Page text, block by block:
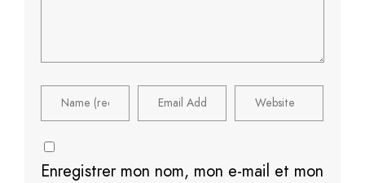
Enregistrer mon nom, mon e-mail et mon